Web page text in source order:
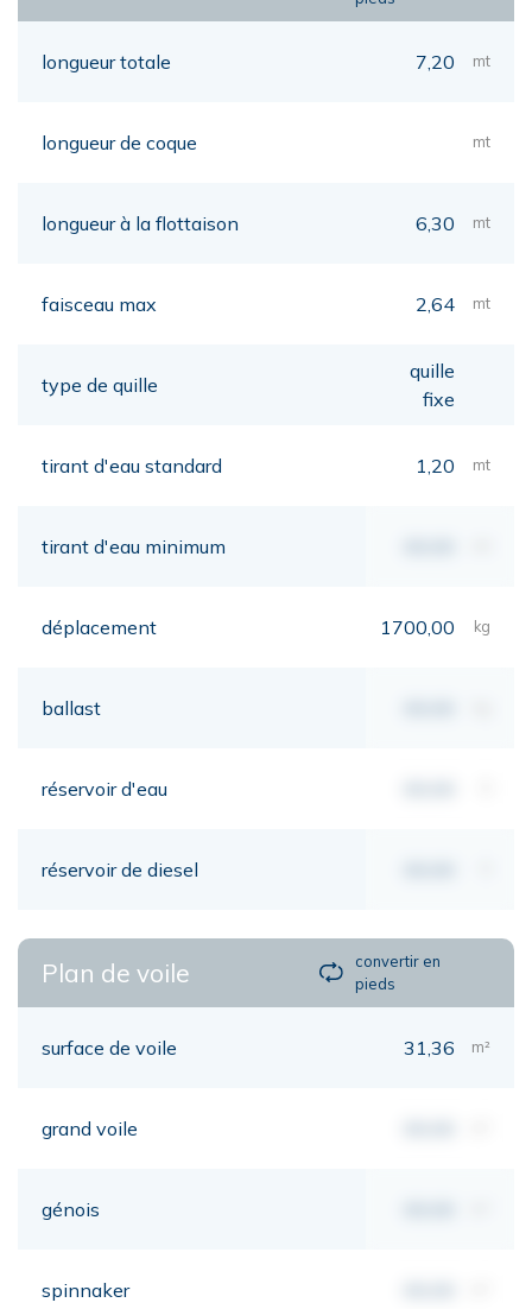
longueur totale 7,20 mt
longueur de coque mt
longueur à la flottaison 6,30 mt
faisceau max 2,64 mt
type de quille
quille
fixe
tirant d'eau standard 1,20 mt
tirant d'eau minimum
déplacement 1700,00 kg
ballast
réservoir d'eau
réservoir de diesel
Plan de voile
convertir en
pieds
surface de voile 31,36 m²
grand voile
génois
spinnaker